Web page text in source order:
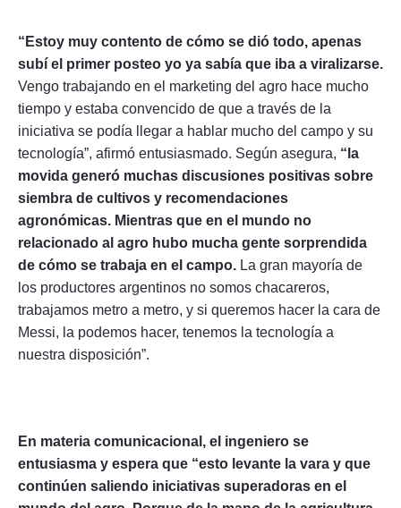
“Estoy muy contento de cómo se dió todo, apenas
subí el primer posteo yo ya sabía que iba a viralizarse.
Vengo trabajando en el marketing del agro hace mucho
tiempo y estaba convencido de que a través de la
iniciativa se podía llegar a hablar mucho del campo y su
tecnología”, afirmó entusiasmado. Según asegura, “la
movida generó muchas discusiones positivas sobre
siembra de cultivos y recomendaciones
agronómicas. Mientras que en el mundo no
relacionado al agro hubo mucha gente sorprendida
de cómo se trabaja en el campo. La gran mayoría de
los productores argentinos no somos chacareros,
trabajamos metro a metro, y si queremos hacer la cara de
Messi, la podemos hacer, tenemos la tecnología a
nuestra disposición”.
En materia comunicacional, el ingeniero se
entusiasma y espera que “esto levante la vara y que
continúen saliendo iniciativas superadoras en el